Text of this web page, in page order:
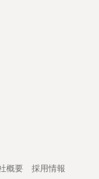
概要
採用情報